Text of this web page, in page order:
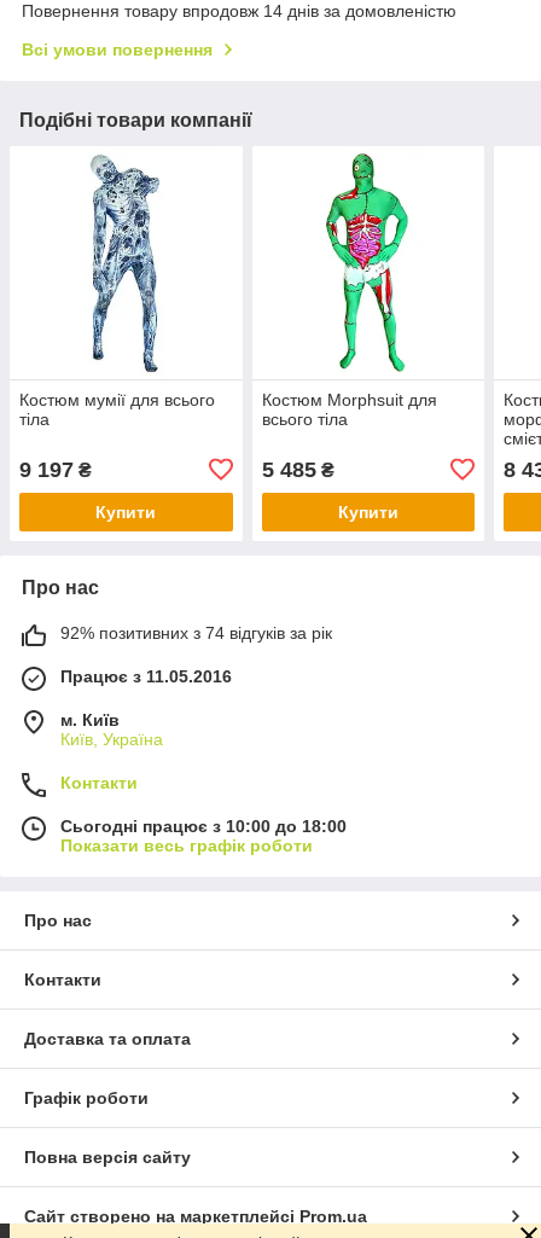
Повернення товару впродовж 14 днів за домовленістю
Всі умови повернення
Подібні товари компанії
Костюм мумії для всього
тіла
9 197 ₴
Купити
Костюм Morphsuit для
всього тіла
5 485₴
Купити
8
Про нас
92% позитивних з 74 відгуків за рік
Працює з 11.05.2016
м. Київ
Київ, Україна
Контакти
Сьогодні працює з 10:00 до 18:00
Показати весь графік роботи
Про нас
Контакти
Доставка та оплата
Графік роботи
Повна версія сайту
Сайт створено на маркетплейсі Prom.ua